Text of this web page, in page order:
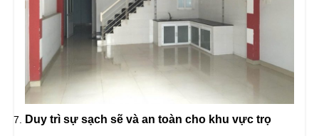
Duy trì sự sạch sẽ và an toàn cho khu vực trọ